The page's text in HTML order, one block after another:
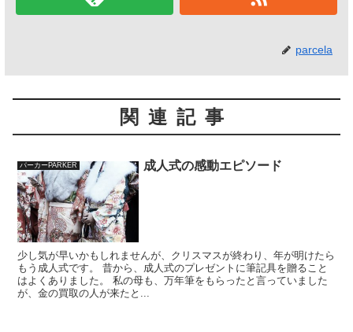
parcela
関連記事
パーカーPARKER 成人式の感動エピソード
少し気が早いかもしれませんが、クリスマスが終わり、年が明けたら
もう成人式です。 昔から、成人式のプレゼントに筆記具を贈ること
はよくありました。 私の母も、万年筆をもらったと言っていました
が、金の買取の人が来たと...